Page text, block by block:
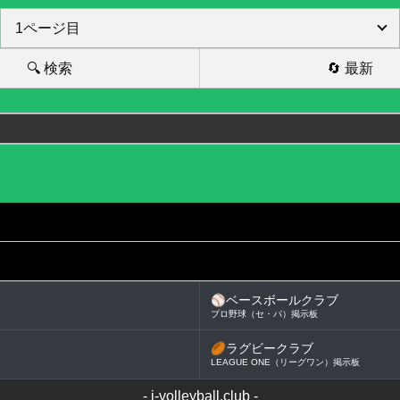
🔍 検索 🔄 最新
⚾ベースボールクラブ
プロ野球（セ・パ）掲示板
🏉ラグビークラブ
LEAGUE ONE（リーグワン）掲示板
- j-volleyball.club-